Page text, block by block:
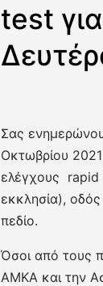
test
Σας
Οκτωβρίου
ελέγχους rapid
εκκλησία),
πεδίο.
Όσοι από τους
ΑΜΚΑ και την